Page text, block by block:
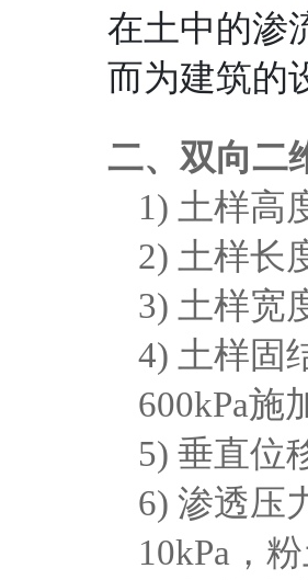
在土中的渗
而为建筑的
二、 双向二
1) 土样高
2) 土样长
3) 土样宽
4) 土样固
600kPa施
5)垂直位
6)渗透压
10kPa，